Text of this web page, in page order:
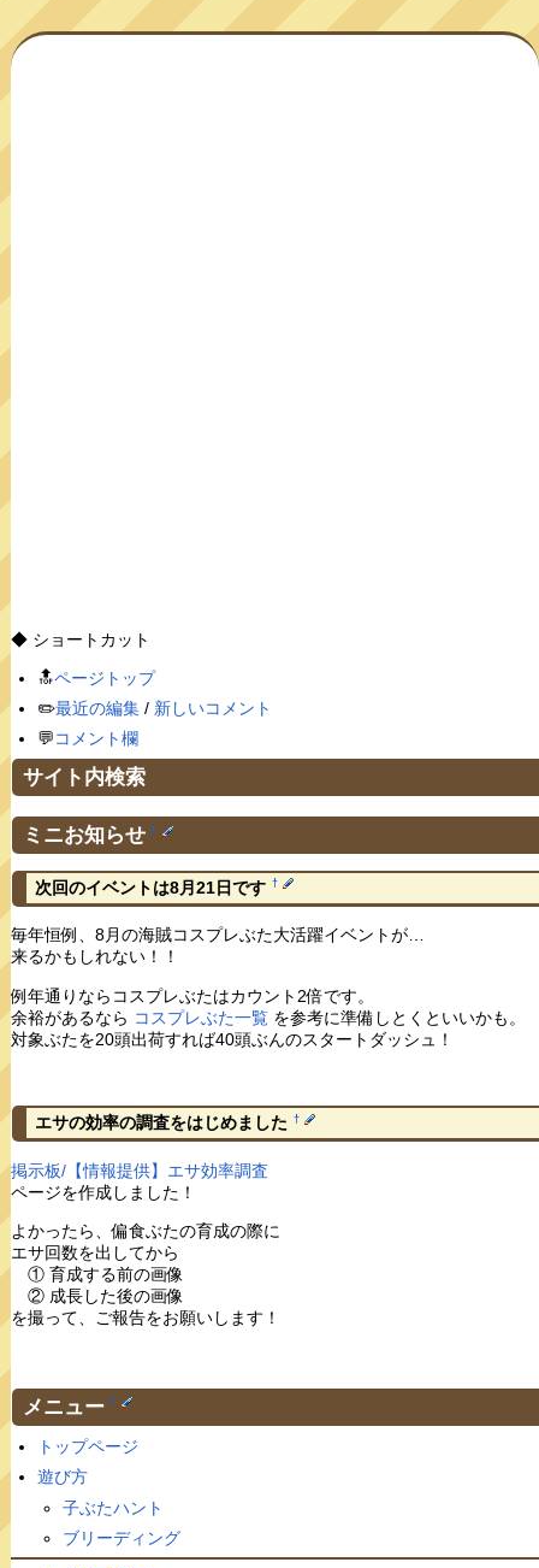
◆ ショートカット
🔝ページトップ
✏️最近の編集/ 新しいコメント
💬コメント欄
サイト内検索
ミニお知らせ †
次回のイベントは8月21日です †
毎年恒例、8月の海賊コスプレぶた大活躍イベントが…
来るかもしれない！！
例年通りならコスプレぶたはカウント2倍です。
余裕があるなら コスプレぶた一覧を参考に準備しとくといいかも。
対象ぶたを20頭出荷すれば40頭ぶんのスタートダッシュ！
エサの効率の調査をはじめました †
掲示板/【情報提供】エサ効率調査
ページを作成しました！
よかったら、偏食ぶたの育成の際に
エサ回数を出してから
① 育成する前の画像
② 成長した後の画像
を撮って、ご報告をお願いします！
メニュー †
トップページ
遊び方
子ぶたハント
ブリーディング